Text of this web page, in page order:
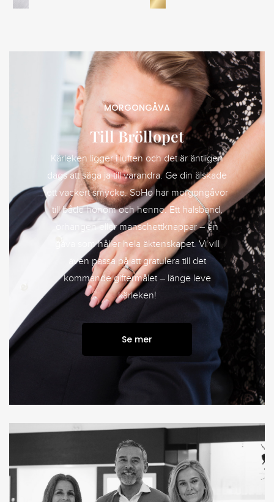
MORGONGÅVA
Till Bröllopet
Kärleken ligger i luften och det är äntligen
dags att säga ja till varandra. Ge din älskade
ett vackert smycke. SoHo har morgongåvor
till både honom och henne. Ett halsband,
örhängen eller manschettknappar – en
gåva som håller hela äktenskapet. Vi vill
även passa på att gratulera till det
kommande giftermålet – länge leve
kärleken!
Se mer